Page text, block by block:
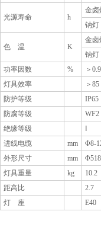
光源寿命 h
金卤
钠灯
色 温 K
金卤
钠灯
功率因数 %
＞0.9
灯具效率
＞85
防护等级
IP65
防腐等级
WF2
绝缘等级
进线电缆 mm
Φ8-
外形尺寸 mm
灯具重量 kg
10.2
距高比
2.7
灯 座 E40